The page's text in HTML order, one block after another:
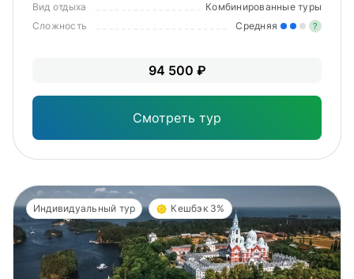
Вид отдыха
Комбинированные туры
Сложность
Средняя ?
94 500 ₽
Смотреть тур
Индивидуальный тур Кешбэк 3%